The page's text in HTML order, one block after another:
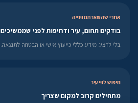
אחרי שהשארתם פנייה
בודקים תחום, עיר ודחיפות לפני שממשיכים
בלי להציג מידע כללי כייעוץ אישי או הבטחה לתוצאה.
חיפוש לפי עיר
מתחילים קרוב למקום שצריך